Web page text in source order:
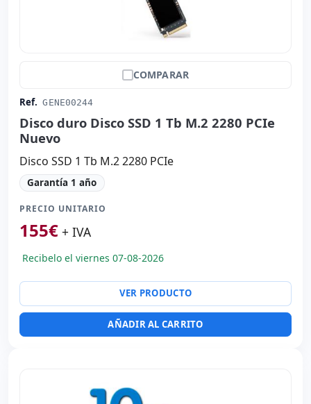
COMPARAR
Ref. GENE00244
Disco duro Disco SSD 1 Tb M.2 2280 PCIe
Nuevo
Disco SSD 1 Tb M.2 2280 PCIe
Garantía 1 año
PRECIO UNITARIO
155€ + IVA
Recibelo el viernes 07-08-2026
VER PRODUCTO
AÑADIR AL CARRITO